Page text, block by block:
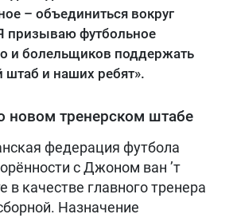
– объединиться вокруг
призываю футбольное
и болельщиков поддержать
штаб и наших ребят».
новом тренерском штабе
федерация футбола
с Джоном ван ’т
в качестве главного тренера
Назначение